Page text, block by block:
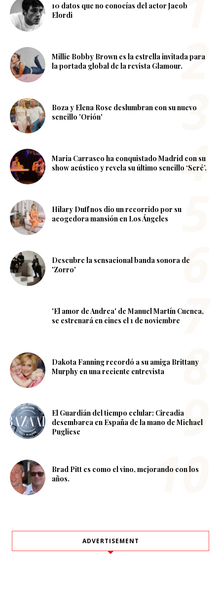
10 datos que no conocías del actor Jacob
Elordi
Millie Bobby Brown es la estrella invitada para
la portada global de la revista Glamour.
Boza y Elena Rose deslumbran con su nuevo
sencillo 'Orión'
Maria Carrasco ha conquistado Madrid con su
show acústico y revela su último sencillo ‘Seré’.
Hilary Duff nos dio un recorrido por su
acogedora mansión en Los Ángeles
Descubre la sensacional banda sonora de
'Zorro'
'El amor de Andrea' de Manuel Martín Cuenca,
se estrenará en cines el 1 de noviembre
Dakota Fanning recordó a su amiga Brittany
Murphy en una reciente entrevista
El Guardián del tiempo celular: Circadia
desembarca en España de la mano de Michael
Pugliese
Brad Pitt es como el vino, mejorando con los
años.
ADVERTISEMENT